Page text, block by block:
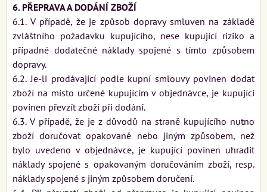
6. PŘEPRAVA A DODÁNÍ ZBOŽÍ
6.1. V případě, že je způsob dopravy smluven na základě
zvláštního požadavku kupujícího, nese kupující riziko a
případné dodatečné náklady spojené s tímto způsobem
dopravy.
6.2. Je-li prodávající podle kupní smlouvy povinen dodat
zboží na místo určené kupujícím v objednávce, je kupující
povinen převzít zboží při dodání.
6.3. V případě, že je z důvodů na straně kupujícího nutno
zboží doručovat opakovaně nebo jiným způsobem, než
bylo uvedeno v objednávce, je kupující povinen uhradit
náklady spojené s opakovaným doručováním zboží, resp.
náklady spojené s jiným způsobem doručení.